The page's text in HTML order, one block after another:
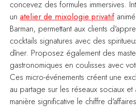
concevez des formules immersives.
un atelier de mixologie privatif
Barman, permettant aux clients
cocktails signatures avec des
dîner. Proposez également des
gastronomiques en coulisses avec
Ces micro-événements créent une
au partage sur les réseaux sociaux et
manière significative le chiffre